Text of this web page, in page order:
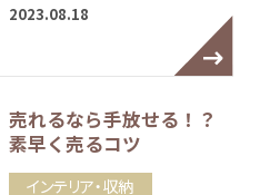
2023.08.18
売れるなら手放せる！？
素早く売るコツ
インテリア・収納